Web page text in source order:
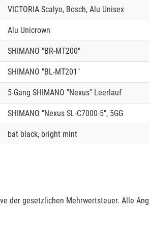
VICTORIA Scalyo, Bosch, Alu Unisex
Alu Unicrown
SHIMANO "BR-MT200"
SHIMANO "BL-MT201"
5-Gang SHIMANO "Nexus" Leerlauf
SHIMANO "Nexus SL-C7000-5", 5GG
bat black, bright mint
der gesetzlichen Mehrwertsteuer. Alle